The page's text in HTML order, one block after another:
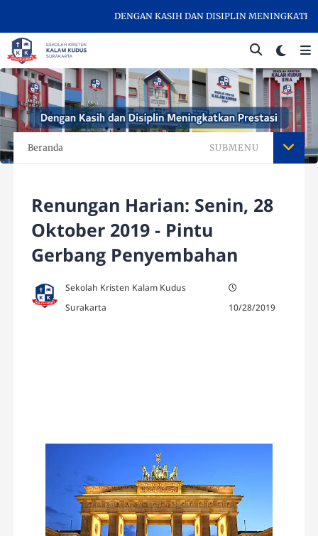
DENGAN KASIH DAN DISIPLIN MENINGKATKAN
Beranda SUBMENU
Renungan Harian: Senin, 28
Oktober 2019 - Pintu
Gerbang Penyembahan
Sekolah Kristen Kalam Kudus
Surakarta
10/28/2019